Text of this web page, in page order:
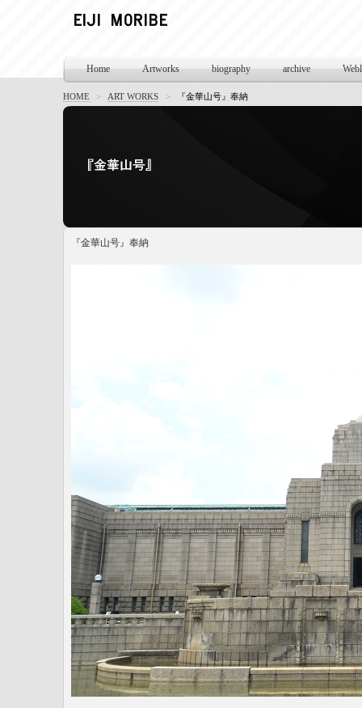
Home Artworks biography archive
HOME > ART WORKS > 『金華山号』奉納
『金華山号』奉納